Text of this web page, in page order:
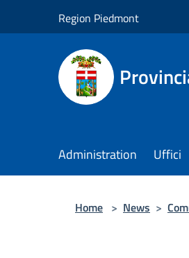
Region Piedmont
Administration Uffici
Home > News >